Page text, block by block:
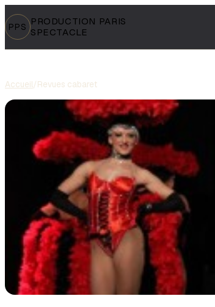
PPS PRODUCTION PARIS
SPECTACLE
Accueil/Revues cabaret